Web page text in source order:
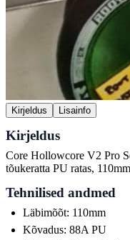
Kirjeldus Lisainfo
Kirjeldus
Core Hollowcore V2 Pro
tõukeratta PU ratas,
Tehnilised andmed
Läbimõõt: 110mm
Kõvadus: 88A PU